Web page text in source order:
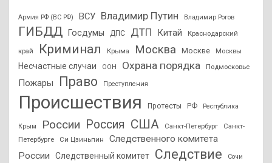
Армия РФ (ВС РФ) ВСУ Владимир Путин Владимир Рогов
ГИБДД Госдумы ДПС ДТП Китай Краснодарский
край Криминал Крыма Москва Москве Москвы
Несчастные случаи ООН Охрана порядка Подмосковье
Пожары Право Преступления
Происшествия Протесты РФ Республика
Крым России Россия США Санкт-Петербург
Санкт-
Петербурге
Си Цзиньпин
Следственного комитета
России
Следственный комитет Следствие Сочи